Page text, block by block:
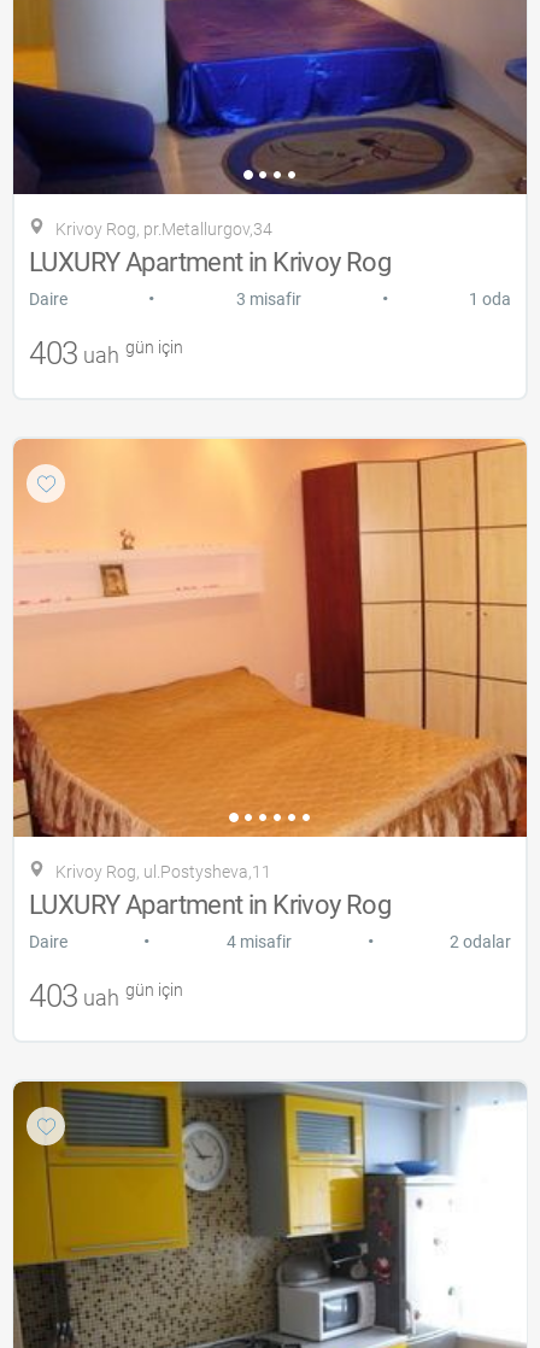
Krivoy Rog, pr.Metallurgov,34
LUXURY Apartment in Krivoy Rog
Daire • 3 misafir • 1 oda
403 uah gün için
Krivoy Rog, ul.Postysheva,11
LUXURY Apartment in Krivoy Rog
Daire • 4 misafir • 2 odalar
403 uah gün için